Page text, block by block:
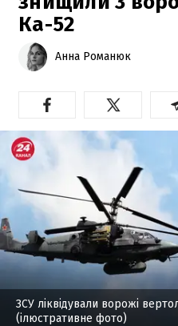
Ка-52
Анна Романюк
ЗСУ ліквідували ворожі
(ілюстративне фото)